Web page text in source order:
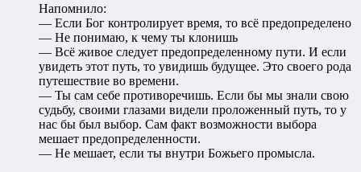
Напомнило:
— Если Бог контролирует время, то всё предопределено
— Не понимаю, к чему ты клонишь
— Всё живое следует предопределенному пути. И если
увидеть этот путь, то увидишь будущее. Это своего рода
путешествие во времени.
— Ты сам себе противоречишь. Если бы мы знали свою
судьбу, своими глазами видели проложенный путь, то у
нас бы был выбор. Сам факт возможности выбора
мешает предопределенности.
— Не мешает, если ты внутри Божьего промысла.